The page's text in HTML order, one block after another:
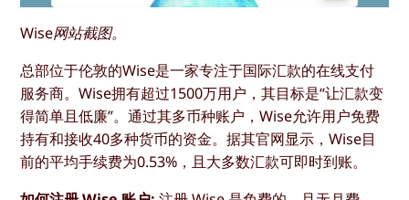
Wise网站截图。
总部位于伦敦的Wise是一家专注于国际汇款的在线支付
服务商。Wise拥有超过1500万用户，其目标是“让汇款变
得简单且低廉”。通过其多币种账户，Wise允许用户免费
持有和接收40多种货币的资金。据其官网显示，Wise目
前的平均手续费为0.53%，且大多数汇款可即时到账。